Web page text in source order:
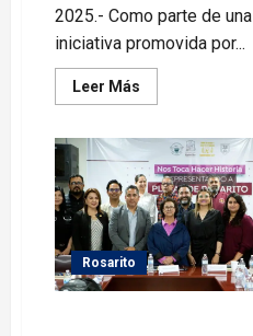
2025.- Como parte de una
iniciativa promovida por...
Leer Más
más
Presentan
proyecto
universitario
para
crear
el
Santuario
Animal
“Esperanza”
Rosarito